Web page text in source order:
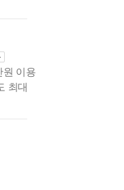
원 이용
최대